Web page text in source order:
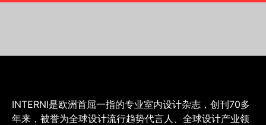
INTERNI是欧洲首屈一指的专业室内设计杂志，创刊70多
年来，被誉为全球设计流行趋势代言人、全球设计产业领